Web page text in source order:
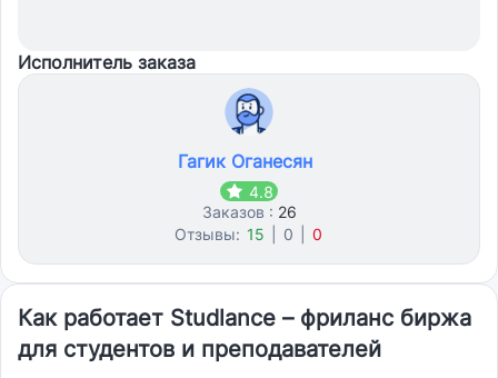
Исполнитель заказа
Гагик Оганесян
4.8
Заказов : 26
Отзывы: 15 0 0
Как работает Studlance – фриланс биржа
для студентов и преподавателей